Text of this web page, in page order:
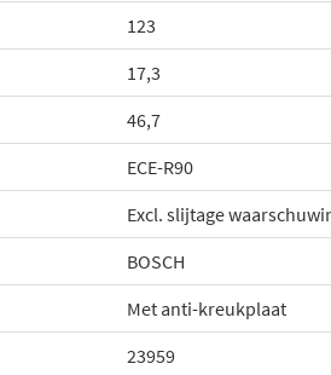
123
17,3
46,7
ECE-R90
Excl. slijtage
BOSCH
Met anti-kreukplaat
23959